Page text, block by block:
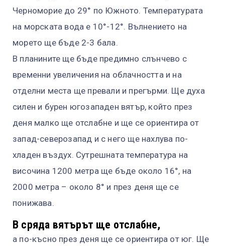
Черноморие до 29° по Южното. Температурата
на морската вода е 10°-12°. Вълнението на
морето ще бъде 2-3 бала.
В планините ще бъде предимно слънчево с
временни увеличения на облачността и на
отделни места ще превали и прегърми. Ще духа
силен и бурен югозападен вятър, който през
деня малко ще отслабне и ще се ориентира от
запад-северозапад и с него ще нахлува по-
хладен въздух. Сутрешната температура на
височина 1200 метра ще бъде около 16°, на
2000 метра – около 8° и през деня ще се
понижава.
В сряда вятърът ще отслабне,
а по-късно през деня ще се ориентира от юг. Ще